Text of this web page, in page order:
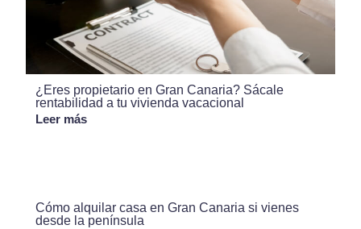
¿Eres propietario en Gran Canaria? Sácale
rentabilidad a tu vivienda vacacional
Leer más
Cómo alquilar casa en Gran Canaria si vienes
desde la península